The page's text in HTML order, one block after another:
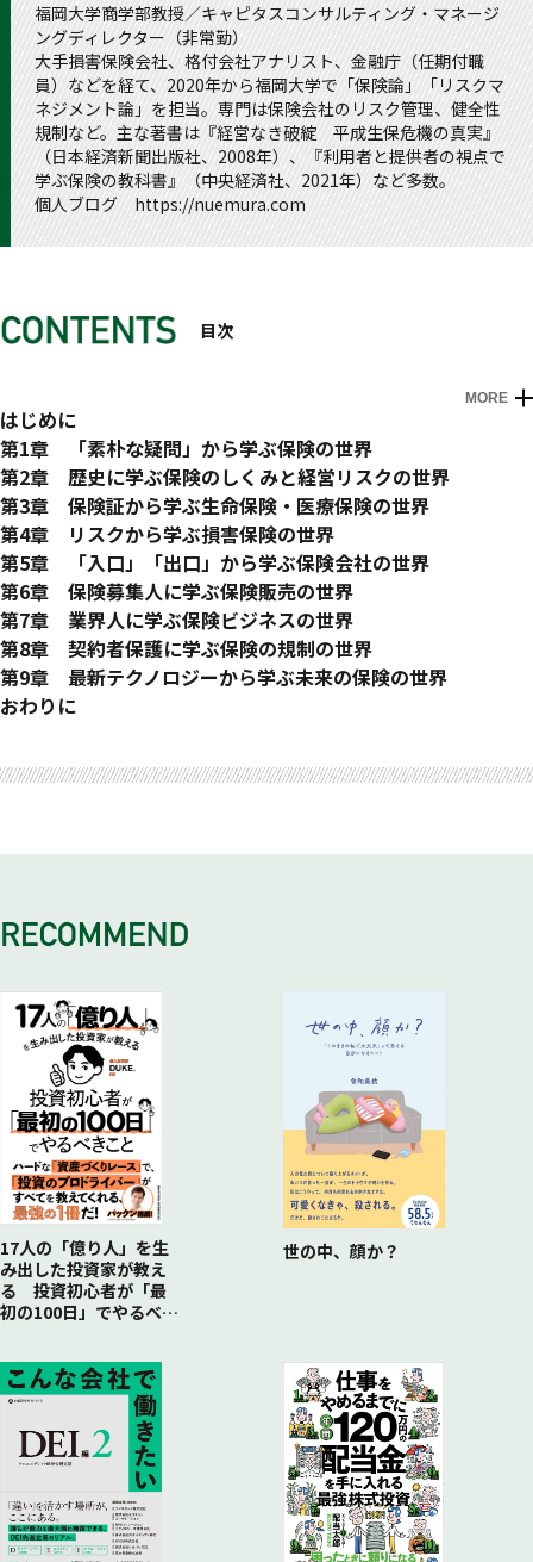
福岡大学商学部教授／キャピタスコンサルティング・マネージ
ングディレクター（非常勤）
大手損害保険会社、格付会社アナリスト、金融庁（任期付職
員）などを経て、2020年から福岡大学で「保険論」「リスクマ
ネジメント論」を担当。専門は保険会社のリスク管理、健全性
規制など。主な著書は『経営なき破綻 平成生保危機の真実』
（日本経済新聞出版社、2008年）、『利用者と提供者の視点で
学ぶ保険の教科書』（中央経済社、2021年）など多数。
個人ブログ https://nuemura.com
目次
MORE
はじめに
日本国内の主な生命保険会社／損害保険会社
第1章 「素朴な疑問」から学ぶ保険の世界
1 ビッグモーター事件の本当の被害者は誰か
2 生命保険と損害保険の違い
3 そもそも保険には入っておいたほうがいいのか
4 生命保険の販売員はなぜ女性ばかりなのか
5 保険会社は自然災害が多発しても大丈夫なのか
6 保険会社はなぜ一等地に立派なビルを持っているのか
COLUMN 保険会社の名前
第2章 歴史に学ぶ保険のしくみと経営リスクの世界
1 保険は「冒険」から始まった
2 日本の保険は「輸入品」だった
3 社会の変化で保険も変わる
4 消えてしまった人気商品
5 「平成生保危機」はなぜ起きたのか
6 損保業界の再編とグローバル化
COLUMN 破綻会社の契約者はどうなるか
第3章 保険証から学ぶ生命保険・医療保険の世界
1 生命保険はヒトの生死に備えた保険
2 「掛け捨て」は損なのか
3 保険と貯蓄の考え方
4 長生きリスクへの備えに注目
5 民間の医療保険とは何か
6 保険と共済の違い
COLUMN ペット保険はペットの健康保険
第4章 リスクから学ぶ損害保険の世界
1 損害保険はさまざまなリスクに備えるための保険
2 自動車保険を知ろう① 強制保険と任意保険
3 自動車保険を知ろう② 過失割合と等級制度
4 火災保険は風水災害への備え
5 巨大地震への備え
6 企業のリスクマネジメントと損害保険
第5章 「入口」「出口」から学ぶ保険会社の世界
1 「入口の生保」「出口の損保」とは？
2 どうやってリスクを引き受けているのか
3 これさえわかればオーケー「責任準備金」
4 保険会社はどうやって儲けるのか
5 保険金詐欺と不払い問題
COLUMN 「支払備金」も重要
第6章 保険募集人に学ぶ保険販売の世界
1 誰が保険を販売しているのか
2 保険流通における「旧世界」と「新世界」
3 保険ショップは中立なのか
4 銀行による保険販売の変遷と課題
6 代理店とブローカー
COLUMN ディーラーへの行き過ぎた便宜供与
第7章 業界人に学ぶ保険ビジネスの世界
1 就職先としての保険業界
2 保険数理の専門家「アクチュアリー」とは？
3 日本の生保市場では外資系が活躍
5 異業種にも進出！ 最近の保険会社事情
6 話題の「ミニ保険」とは何か
第8章 契約者保護に学ぶ保険の規制の世界
1 なぜ保険ビジネスを規制するのか
2 護送船団行政の成功と失敗
4 保険行政の担い手、金融庁
5 ソルベンシー・マージン比率とは何か
COLUMN 保険会社の格付
第9章 最新テクノロジーから学ぶ未来の保険の世界
1 インシュアテックに注目
3 自動車保険の未来はどうなる
4 デジタル化と保険会社
6 保険販売の世界はどう変わるのか
おわりに
17人の「億り人」を生
み出した投資家が教え
る 投資初心者が「最
初の100日」でやるべき
世の中、顔か？